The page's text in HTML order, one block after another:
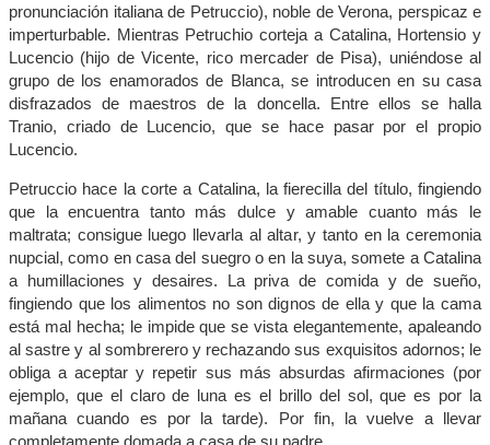
pronunciación italiana de Petruccio), noble de Verona, perspicaz e
imperturbable. Mientras Petruchio corteja a Catalina, Hortensio y
Lucencio (hijo de Vicente, rico mercader de Pisa), uniéndose al
grupo de los enamorados de Blanca, se introducen en su casa
disfrazados de maestros de la doncella. Entre ellos se halla
Tranio, criado de Lucencio, que se hace pasar por el propio
Lucencio.
Petruccio hace la corte a Catalina, la fierecilla del título, fingiendo
que la encuentra tanto más dulce y amable cuanto más le
maltrata; consigue luego llevarla al altar, y tanto en la ceremonia
nupcial, como en casa del suegro o en la suya, somete a Catalina
a humillaciones y desaires. La priva de comida y de sueño,
fingiendo que los alimentos no son dignos de ella y que la cama
está mal hecha; le impide que se vista elegantemente, apaleando
al sastre y al sombrerero y rechazando sus exquisitos adornos; le
obliga a aceptar y repetir sus más absurdas afirmaciones (por
ejemplo, que el claro de luna es el brillo del sol, que es por la
mañana cuando es por la tarde). Por fin, la vuelve a llevar